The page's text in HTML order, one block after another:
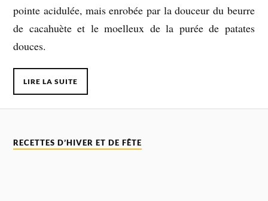
pointe acidulée, mais enrobée par la douceur du beurre
de cacahuète et le moelleux de la purée de patates
douces.
LIRE LA SUITE
RECETTES D’HIVER ET DE FÊTE